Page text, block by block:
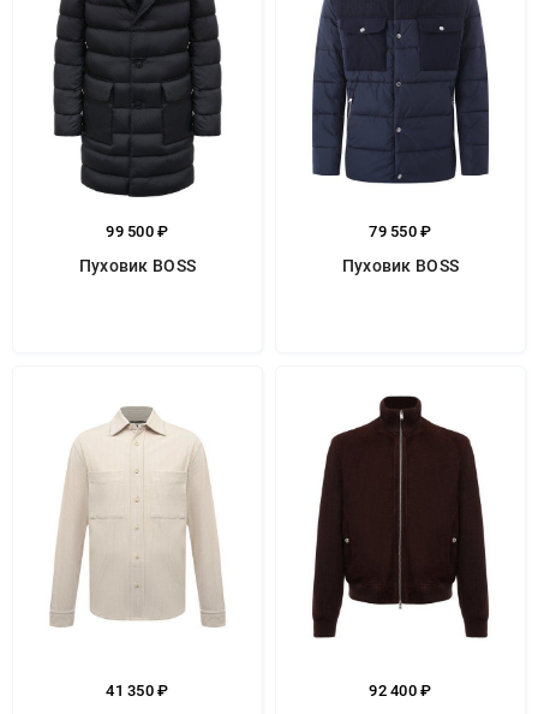
99 500 ₽
Пуховик BOSS
79 550 ₽
Пуховик BOSS
41 350 ₽ 92 400 ₽